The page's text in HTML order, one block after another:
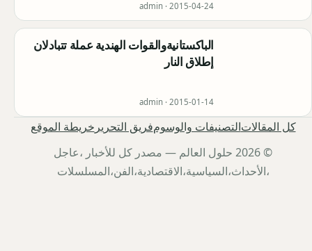
admin · 2015-04-24
الباكستانيةوالقوات الهندية عملة تتبادلان
إطلاق النار
admin · 2015-01-14
كل المقالاتالتصنيفات والوسومفريق التحرير خريطة الموقع
© 2026 حلول العالم — مصدر كل للأخبار ،عاجل
،الأحداث،السياسية،الاقتصادية،الفن،المسلسلات